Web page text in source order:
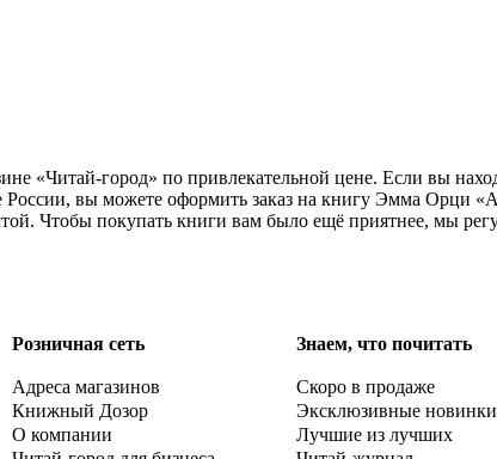
«Читай-город» по привлекательной цене. Если вы
вы можете оформить заказ на книгу Эмма Орци
Чтобы покупать книги вам было ещё приятнее, мы
Розничная сеть
Адреса магазинов
Книжный Дозор
О компании
Знаем, что почитать
Скоро в продаже
Эксклюзивные новинки
Лучшие из лучших